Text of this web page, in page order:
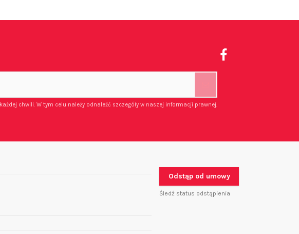
chwili. W tym celu należy odnaleźć szczegóły w naszej informacji prawnej.
Odstąp od umowy
Śledź status odstąpienia